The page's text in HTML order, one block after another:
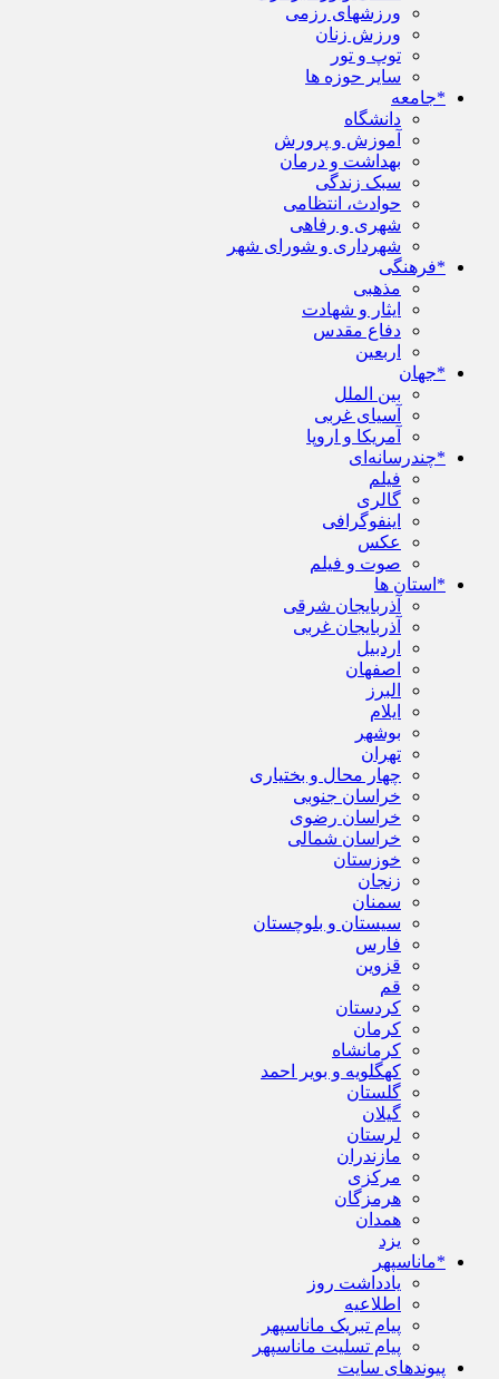
ورزشهای رزمی
ورزش زنان
توپ و تور
سایر حوزه ها
*جامعه
دانشگاه
آموزش و پرورش
بهداشت و درمان
سبک زندگی
حوادث، انتظامی
شهری و رفاهی
شهرداری و شورای شهر
*فرهنگی
مذهبی
ایثار و شهادت
دفاع مقدس
اربعین
*جهان
بین الملل
آسیای غربی
آمریکا و اروپا
*چندرسانه‌ای
فیلم
گالری
اینفوگرافی
عکس
صوت و فیلم
*استان ها
آذربایجان شرقی
آذربایجان غربی
اردبیل
اصفهان
البرز
ایلام
بوشهر
تهران
چهار محال و بختیاری
خراسان جنوبی
خراسان رضوی
خراسان شمالی
خوزستان
زنجان
سمنان
سیستان و بلوچستان
فارس
قزوین
قم
کردستان
کرمان
کرمانشاه
کهگلویه و بویر احمد
گلستان
گیلان
لرستان
مازندران
مرکزی
هرمزگان
همدان
یزد
*ماناسپهر
یادداشت روز
اطلاعیه
پیام تبریک ماناسپهر
پیام تسلیت ماناسپهر
پیوندهای سایت